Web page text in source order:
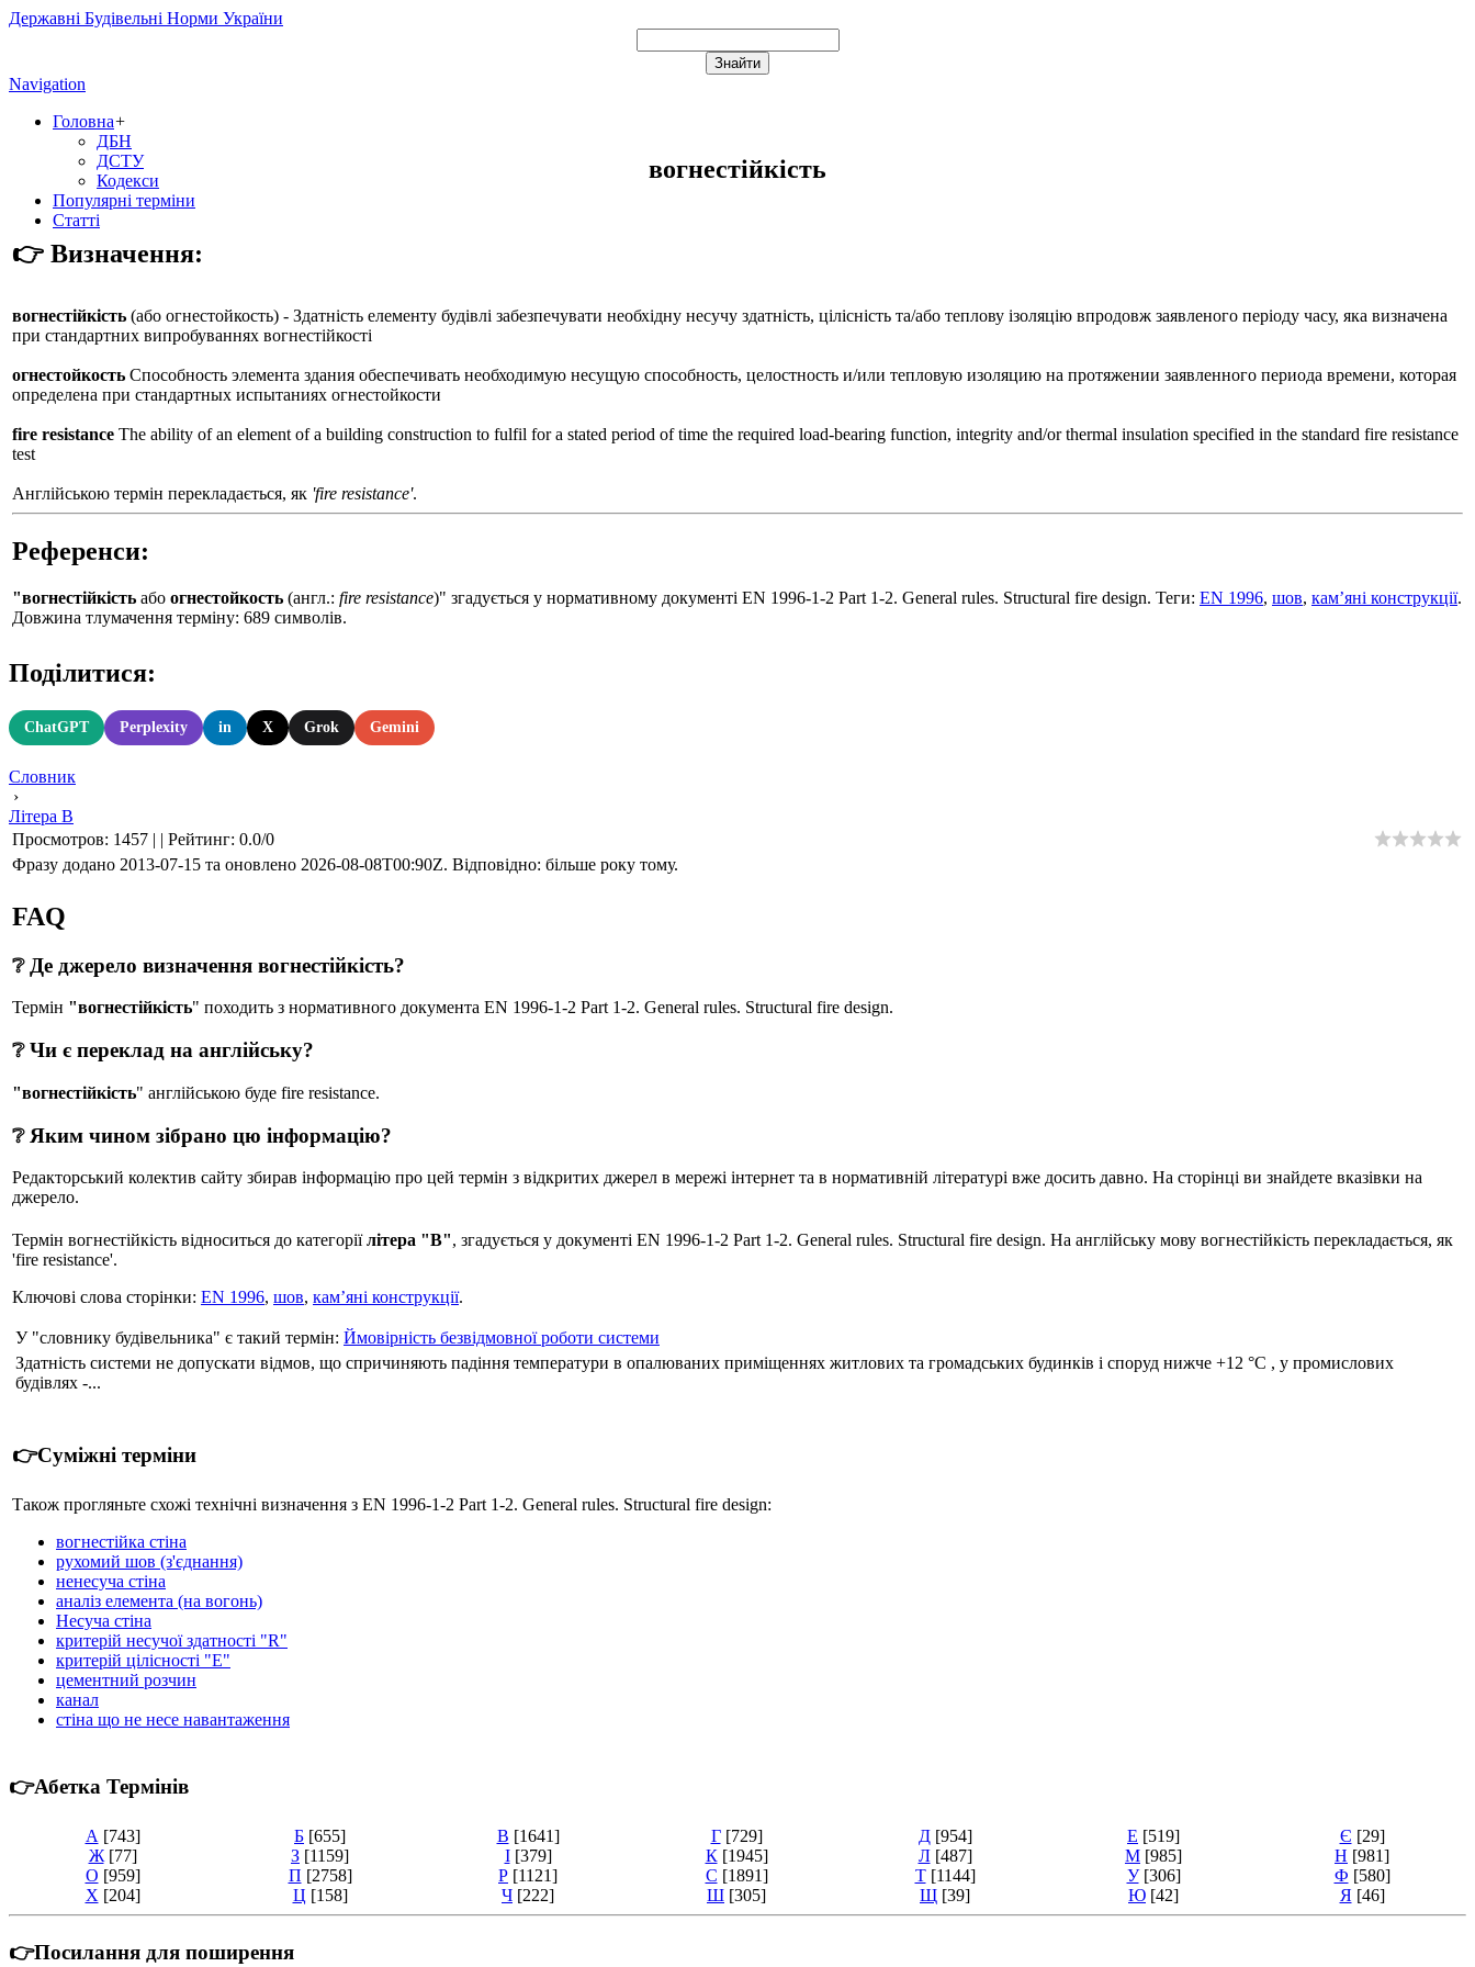
Державні Будівельні Норми України
Navigation
Головна+
ДБН
ДСТУ
Кодекси
Популярні терміни
Статті
вогнестійкість
👉 Визначення:
вогнестійкість (або огнестойкость) - Здатність елементу будівлі забезпечувати необхідну несучу здатність, цілісність та/або теплову ізоляцію впродовж заявленого періоду часу, яка визначена
при стандартних випробуваннях вогнестійкості
огнестойкость Способность элемента здания обеспечивать необходимую несущую способность, целостность и/или тепловую изоляцию на протяжении заявленного периода времени, которая
определена при стандартных испытаниях огнестойкости
fire resistance The ability of an element of a building construction to fulfil for a stated period of time the required load-bearing function, integrity and/or thermal insulation specified in the standard fire resistance
test
Англійською термін перекладається, як 'fire resistance'.
Референси:
"вогнестійкість або огнестойкость (англ.: fire resistance)" згадується у нормативному документі EN 1996-1-2 Part 1-2. General rules. Structural fire design. Теги: EN 1996, шов, кам’яні конструкції.
Довжина тлумачення терміну: 689 символів.
Поділитися:
ChatGPT Perplexity in X Grok Gemini
Словник
›
Літера В
Просмотров: 1457 | | Рейтинг: 0.0/0
Фразу додано 2013-07-15 та оновлено 2026-08-08T00:90Z. Відповідно: більше року тому.
FAQ
❔ Де джерело визначення вогнестійкість?
Термін "вогнестійкість" походить з нормативного документа EN 1996-1-2 Part 1-2. General rules. Structural fire design.
❔ Чи є переклад на англійську?
"вогнестійкість" англійською буде fire resistance.
❔ Яким чином зібрано цю інформацію?
Редакторський колектив сайту збирав інформацію про цей термін з відкритих джерел в мережі інтернет та в нормативній літературі вже досить давно. На сторінці ви знайдете вказівки на
джерело.
Термін вогнестійкість відноситься до категоріїлітера "В", згадується у документі EN 1996-1-2 Part 1-2. General rules. Structural fire design. На англійську мову вогнестійкість перекладається, як
'fire resistance'.
Ключові слова сторінки: EN 1996, шов, кам’яні конструкції.
У "словнику будівельника" є такий термін: Ймовірність безвідмовної роботи системи
Здатність системи не допускати відмов, що спричиняють падіння температури в опалюваних приміщеннях житлових та громадських будинків і споруд нижче +12 °С , у промислових
будівлях -...
👉Суміжні терміни
Також прогляньте схожі технічні визначення з EN 1996-1-2 Part 1-2. General rules. Structural fire design:
вогнестійка стіна
рухомий шов (з'єднання)
ненесуча стіна
аналіз елемента (на вогонь)
Несуча стіна
критерій несучої здатності "R"
критерій цілісності "E"
цементний розчин
канал
стіна що не несе навантаження
👉Абетка Термінів
А [743] Б [655] В [1641] Г [729] Д [954] Е [519] Є [29]
Ж [77] З [1159] І [379] К [1945] Л [487] М [985] Н [981]
О [959] П [2758] Р [1121] С [1891] Т [1144] У [306] Ф [580]
Х [204] Ц [158] Ч [222] Ш [305] Щ [39] Ю [42] Я [46]
👉Посилання для поширення